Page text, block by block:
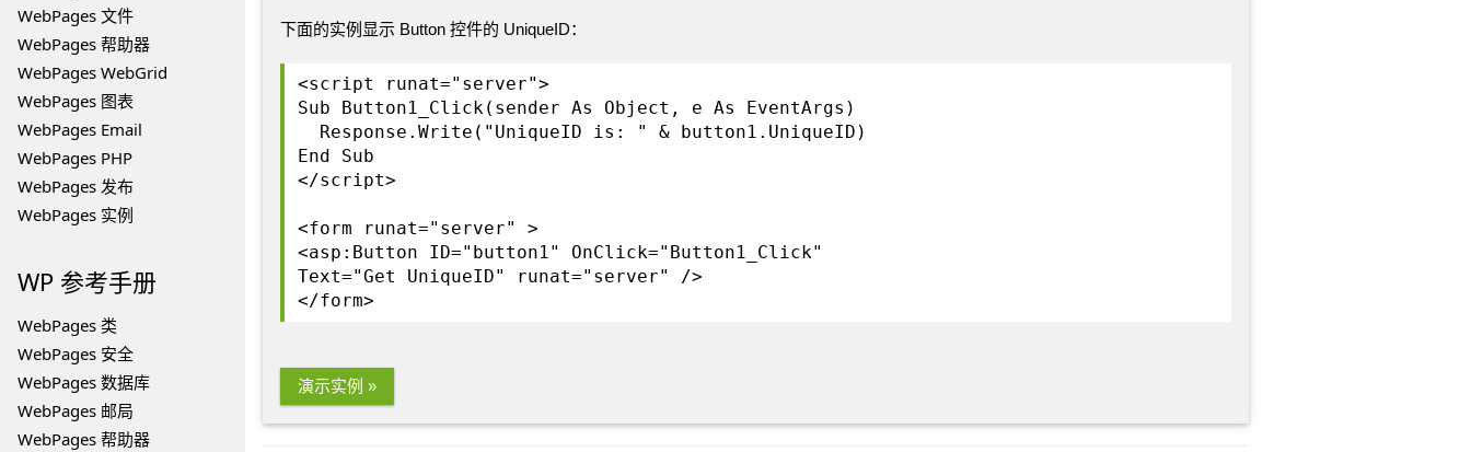
WebPages 文件
WebPages 帮助器
WebPages WebGrid
WebPages 图表
WebPages Email
WebPages PHP
WebPages 发布
WebPages 实例
WP 参考手册
WebPages 类
WebPages 安全
WebPages 数据库
WebPages 邮局
WebPages 帮助器
下面的实例显示 Button 控件的 UniqueID：
<script runat="server">
Sub Button1_Click(sender As Object, e As EventArgs)
Response.Write("UniqueID is: " & button1.UniqueID)
End Sub
</script>
<form runat="server" >
<asp:Button ID="button1" OnClick="Button1_Click"
Text="Get UniqueID" runat="server" />
</form>
演示实例 »